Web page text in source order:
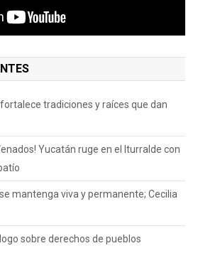
tradiciones y raíces que dan
Yucatán ruge en el Iturralde con
mantenga viva y permanente; Cecilia
sobre derechos de pueblos